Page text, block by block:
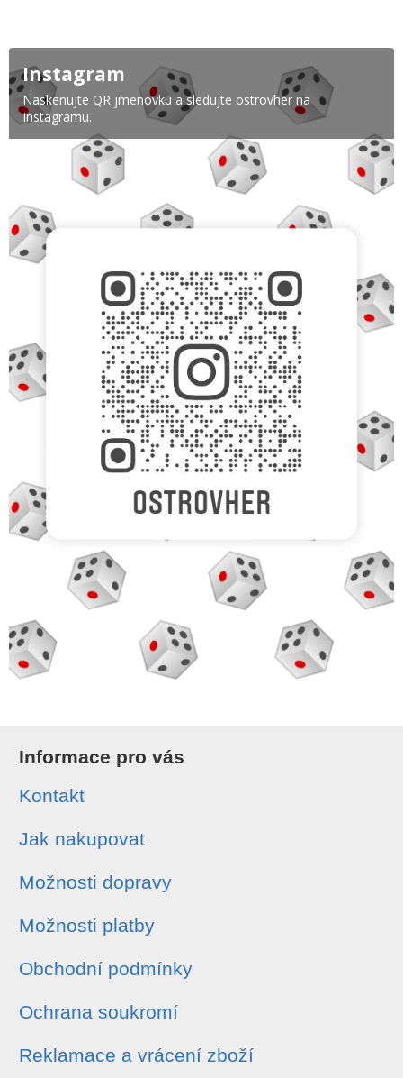
Instagram
Naskenujte QR jmenovku a sledujte ostrovher na
Instagramu.
Informace pro vás
Kontakt
Jak nakupovat
Možnosti dopravy
Možnosti platby
Obchodní podmínky
Ochrana soukromí
Reklamace a vrácení zboží